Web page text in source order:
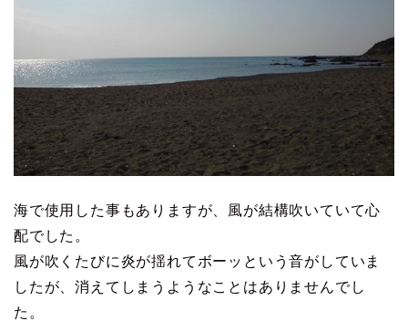
海で使用した事もありますが、風が結構吹いていて心
配でした。
風が吹くたびに炎が揺れてボーッという音がしていま
したが、消えてしまうようなことはありませんでし
た。